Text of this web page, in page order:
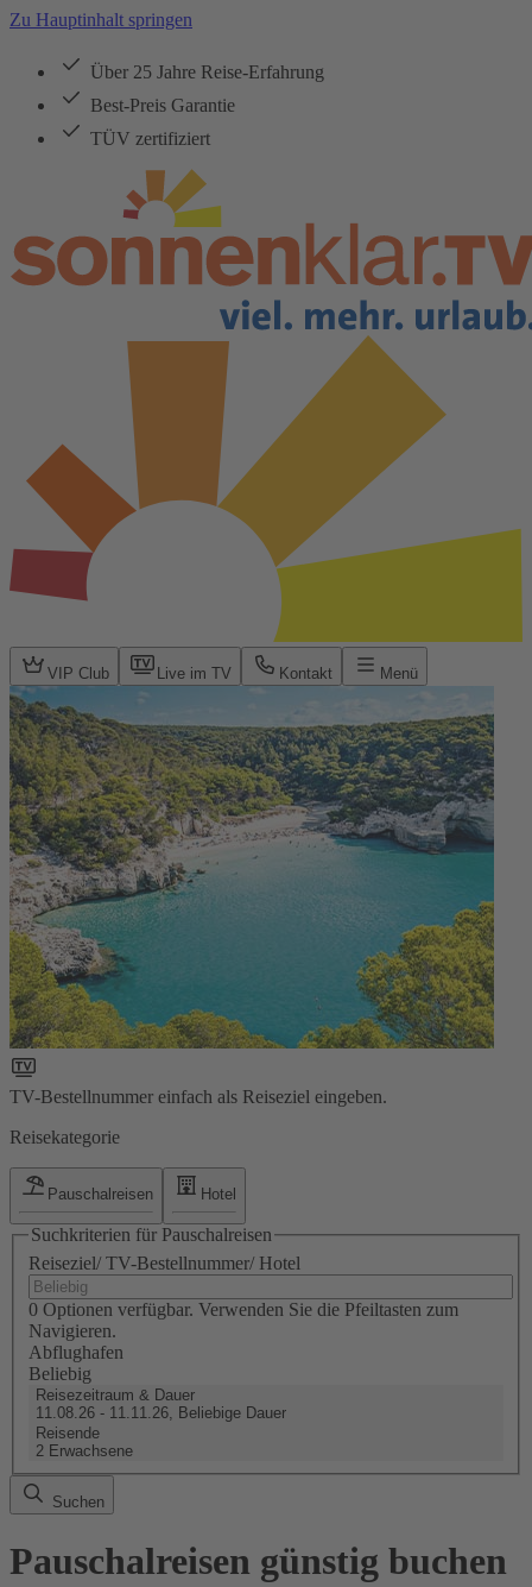
Zu Hauptinhalt springen
Über 25 Jahre Reise-Erfahrung
Best-Preis Garantie
TÜV zertifiziert
VIP Club Live im TV Kontakt Menü
TV-Bestellnummer einfach als Reiseziel eingeben.
Reisekategorie
Pauschalreisen Hotel
Suchkriterien für Pauschalreisen
Reiseziel/ TV-Bestellnummer/ Hotel
0 Optionen verfügbar. Verwenden Sie die Pfeiltasten zum
Navigieren.
Abflughafen
Beliebig
Reisezeitraum & Dauer
11.08.26 - 11.11.26, Beliebige Dauer
Reisende
2 Erwachsene
Suchen
Pauschalreisen günstig buchen